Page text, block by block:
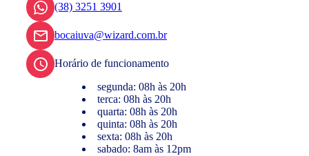
(38) 3251 3901
bocaiuva@wizard.com.br
Horário de funcionamento
segunda: 08h às 20h
terca: 08h às 20h
quarta: 08h às 20h
quinta: 08h às 20h
sexta: 08h às 20h
sabado: 8am às 12pm